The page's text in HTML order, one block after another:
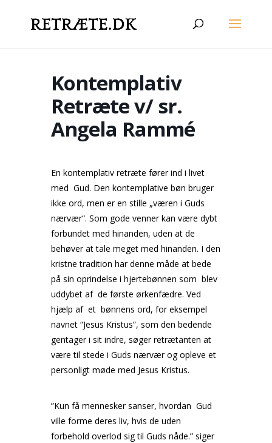
Kontemplativ
Retræte v/ sr.
Angela Rammé
En kontemplativ retræte fører ind i livet
med Gud. Den kontemplative bøn bruger
ikke ord, men er en stille „væren i Guds
nærvær“. Som gode venner kan være dybt
forbundet med hinanden, uden at de
behøver at tale meget med hinanden. I den
kristne tradition har denne måde at bede
på sin oprindelse i hjertebønnen som blev
uddybet af de første ørkenfædre. Ved
hjælp af et bønnens ord, for eksempel
navnet “Jesus Kristus”, som den bedende
gentager i sit indre, søger retrætanten at
være til stede i Guds nærvær og opleve et
personligt møde med Jesus Kristus.
”Kun få mennesker sanser, hvordan Gud
ville forme deres liv, hvis de uden
forbehold overlod sig til Guds nåde.” siger